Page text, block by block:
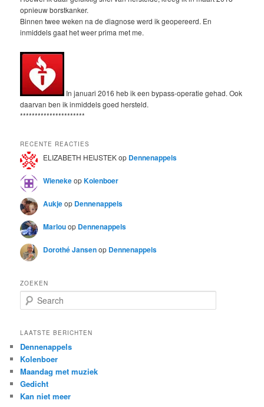
opnieuw borstkanker.
Binnen twee weken na de diagnose werd ik geopereerd. En
inmiddels gaat het weer prima met me.
In januari 2016 heb ik een bypass-operatie gehad. Ook
daarvan ben ik inmiddels goed hersteld.
**********************
RECENTE REACTIES
ELIZABETH HEIJSTEKop Dennenappels
WienekeopKolenboer
Aukjeop Dennenappels
Marlouop Dennenappels
Dorothé Jansenop Dennenappels
ZOEKEN
e
r
h
LAATSTE BERICHTEN
Dennenappels
Kolenboer
Maandag met muziek
Gedicht
Kan niet meer